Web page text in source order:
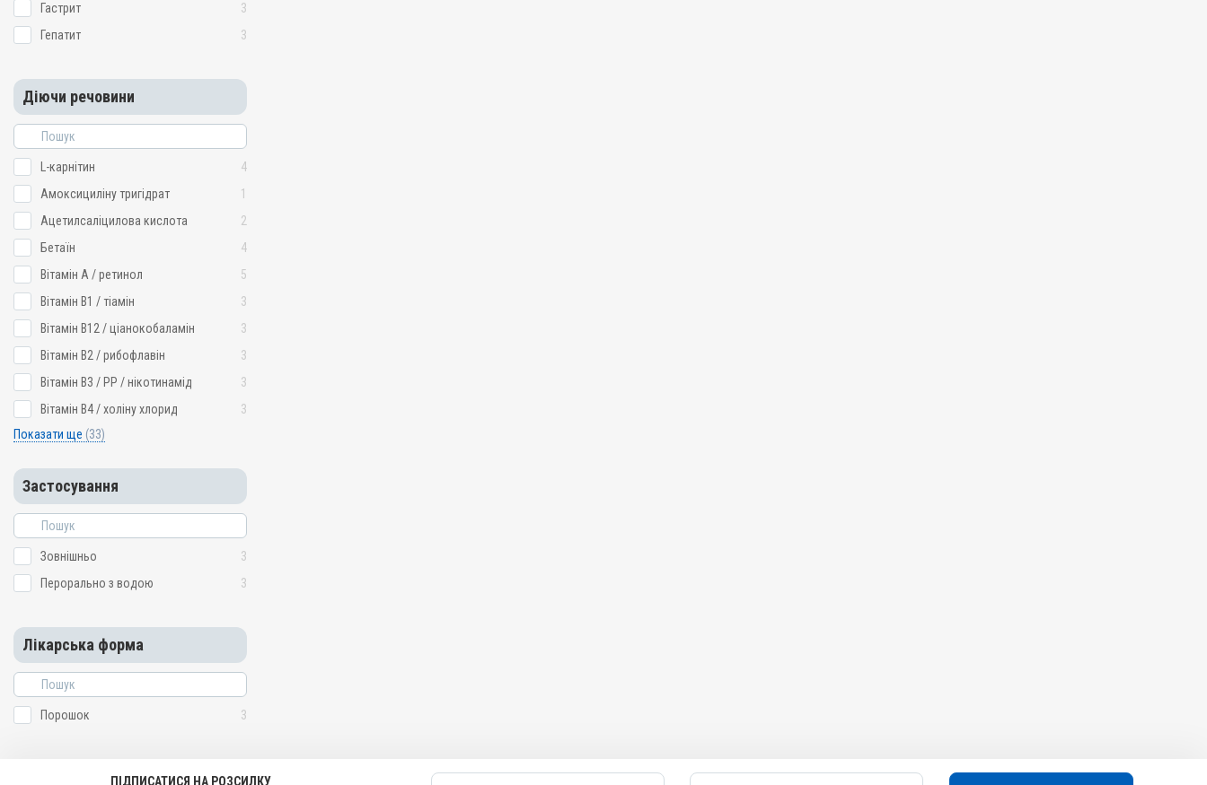
Гастрит
3
Гепатит
3
Діючи речовини
L-карнітин
4
Амоксициліну тригідрат
1
Ацетилсаліцилова кислота
2
Бетаїн
4
Вітамін A / ретинол
5
Вітамін B1 / тіамін
3
Вітамін B12 / ціанокобаламін
3
Вітамін B2 / рибофлавін
3
Вітамін B3 / PP / нікотинамід
3
Вітамін B4 / холіну хлорид
3
Показати ще (33)
Застосування
Зовнішньо
3
Перорально з водою
3
Лікарська форма
Порошок 3
ПІДПИСАТИСЯ НА РОЗСИЛКУ